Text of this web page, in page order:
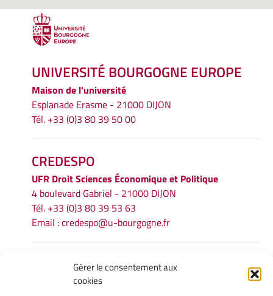
Gérer le consentement aux
cookies
UNIVERSITÉ BOURGOGNE EUROPE
Maison de l'université
Esplanade Erasme - 21000 DIJON
Tél. +33 (0)3 80 39 50 00
CREDESPO
UFR Droit Sciences Économique et Politique
4 boulevard Gabriel - 21000 DIJON
Tél. +33 (0)3 80 39 53 63
Email :credespo@u-bourgogne.fr
INFORMATIONS LÉGALES
Mentions légales